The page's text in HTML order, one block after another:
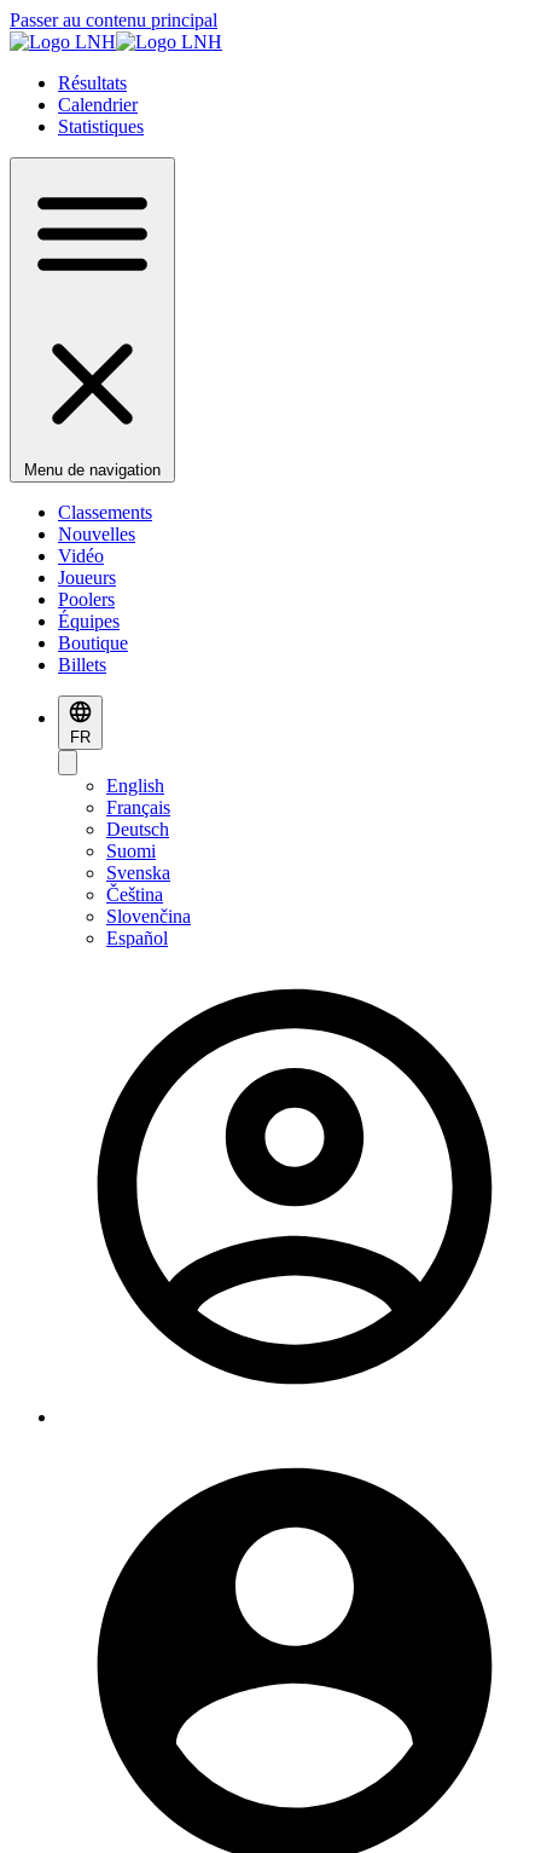
Passer au contenu principal
Résultats
Calendrier
Statistiques
Menu de navigation
Classements
Nouvelles
Vidéo
Joueurs
Poolers
Équipes
Boutique
Billets
FR
English
Français
Deutsch
Suomi
Svenska
Čeština
Slovenčina
Español